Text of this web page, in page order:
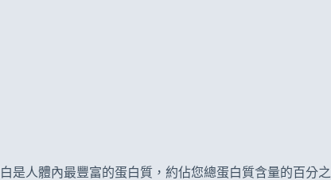
是人體內最豐富的蛋白質，約佔您總蛋白質含量的百分之